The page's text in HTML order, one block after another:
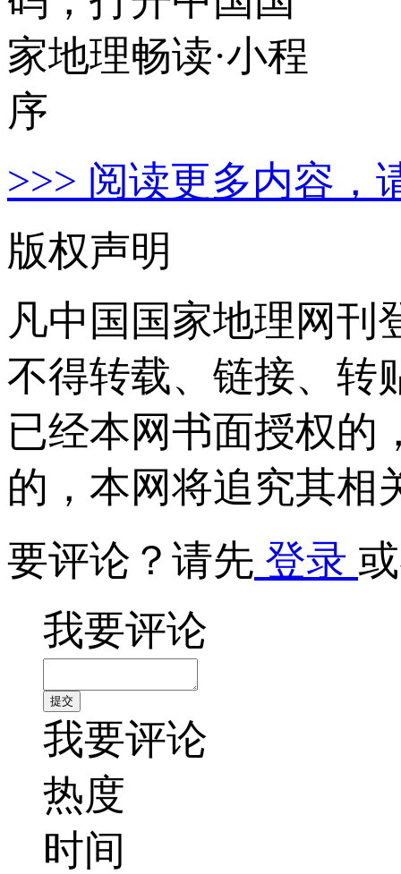
>>> 阅读更多内容，
版权声明
凡中国国家地理网刊
不得转载、链接、转
已经本网书面授权的
的，本网将追究其相
要评论？请先 登录
我要评论
我要评论
热度
时间